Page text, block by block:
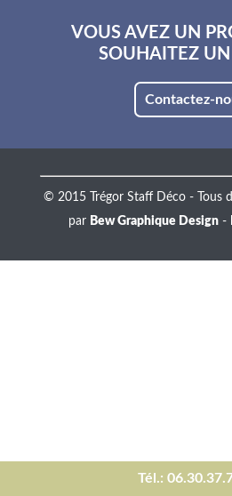
Tél.:
VOUS AVEZ UN
SOUHAITEZ
Contactez-
© 2015 Trégor Staff Déco - Tous
par Bew Graphique Design -